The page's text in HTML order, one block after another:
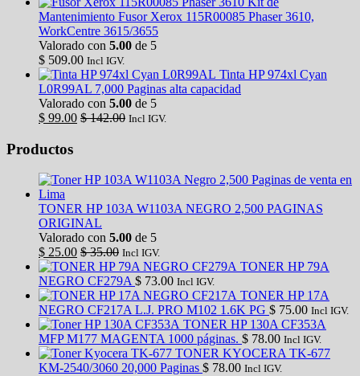
Mantenimiento Fusor Xerox 115R00085 Phaser 3610,
WorkCentre 3615/3655
Valorado con 5.00 de 5
$ 509.00 Incl IGV.
Tinta HP 974xl Cyan
L0R99AL 7,000 Paginas alta capacidad
Valorado con 5.00 de 5
$ 99.00 $142.00 Incl IGV.
Productos
TONER HP 103A W1103A NEGRO 2,500 PAGINAS
ORIGINAL
Valorado con 5.00 de 5
$ 25.00 $35.00 Incl IGV.
TONER HP 79A
NEGRO CF279A $ 73.00 Incl IGV.
TONER HP 17A
NEGRO CF217A L.J. PRO M102 1.6K PG $ 75.00 Incl IGV.
TONER HP 130A CF353A
MFP M177 MAGENTA 1000 páginas. $ 78.00 Incl IGV.
TONER KYOCERA TK-677
KM-2540/3060 20,000 Paginas $ 78.00 Incl IGV.